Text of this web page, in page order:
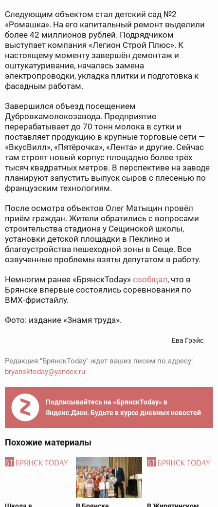
Следующим объектом стал детский сад №2
«Ромашка». На его капитальный ремонт выделили
более 42 миллионов рублей. Подрядчиком
выступает компания «Легион Строй Плюс». К
настоящему моменту завершён демонтаж и
оштукатуривание, началась замена
электропроводки, укладка плитки и подготовка к
фасадным работам.
Завершился объезд посещением
Дубровкамолокозавода. Предприятие
перерабатывает до 70 тонн молока в сутки и
поставляет продукцию в крупные торговые сети —
«ВкусВилл», «Пятёрочка», «Лента» и другие. Сейчас
там строят новый корпус площадью более трёх
тысяч квадратных метров. В перспективе на заводе
планируют запустить выпуск сыров с плесенью по
французским технологиям.
После осмотра объектов Олег Матыцин провёл
приём граждан. Жители обратились с вопросами
строительства стадиона у Сещинской школы,
установки детской площадки в Пеклино и
благоустройства пешеходной зоны в Сеще. Все
озвученные проблемы взяты депутатом в работу.
Немногим ранее «БрянскToday» сообщал, что в
Брянске впервые состоялись соревнования по
BMX-фристайлу.
Фото: издание «Знамя труда».
Ева Грэйс
Редакция "БрянскToday" ждет ваших писем по адресу:
bryansktoday@yandex.ru
Подписывайтесь на «БрянскToday» в
Яндекс.Дзен. Будьте в курсе дневных новостей
Похожие материалы